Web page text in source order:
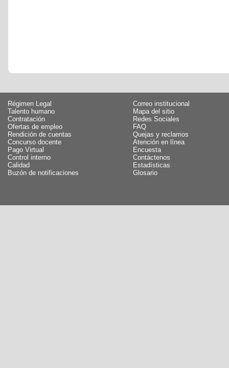
Régimen Legal
Talento humano
Contratación
Ofertas de empleo
Rendición de cuentas
Concurso docente
Pago Virtual
Control interno
Calidad
Buzón de notificaciones
Correo institucional
Mapa del sitio
Redes Sociales
FAQ
Quejas y reclamos
Atención en línea
Encuesta
Contáctenos
Estadísticas
Glosario